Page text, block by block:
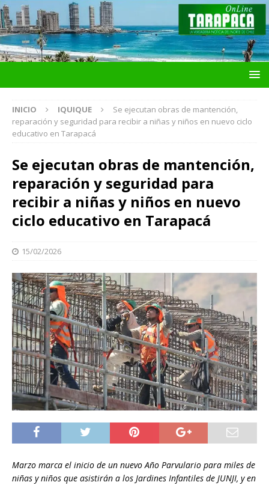
INICIO IQUIQUE
Se ejecutan obras de mantención,
reparación y seguridad para recibir a niñas y niños en nuevo ciclo
educativo en Tarapacá
Se ejecutan obras de mantención,
reparación y seguridad para
recibir a niñas y niños en nuevo
ciclo educativo en Tarapacá
15/02/2026
Marzo marca el inicio de un nuevo Año Parvulario para miles de
niñas y niños que asistirán a los Jardines Infantiles de JUNJI, y en